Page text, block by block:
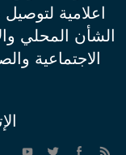
اعلامية
الشأن المحلي
الاجتماعية